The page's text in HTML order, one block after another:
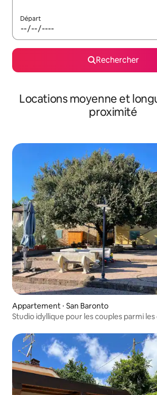
Départ
Rechercher
Locations moyenne et
proximité
Appartement ⋅ San Baronto
Studio idyllique pour les couples parmi les